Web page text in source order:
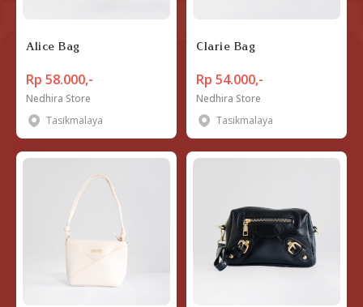
Alice Bag
Rp 58.000,-
Nedhira Store
Tasikmalaya
Clarie Bag
Rp 54.000,-
Nedhira Store
Tasikmalaya